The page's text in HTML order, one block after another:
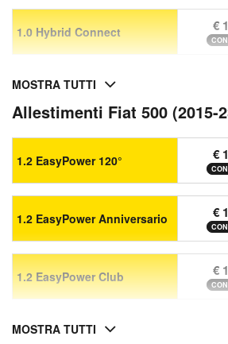
1.0 Hybrid Connect €
MOSTRA TUTTI
Allestimenti Fiat 500 (2015-
1.2 EasyPower 120° €
1.2 EasyPower Anniversario €
1.2 EasyPower Club €
MOSTRA TUTTI